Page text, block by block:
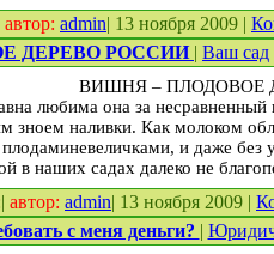
автор: admin| 13 ноября 2009 |
ДЕРЕВО РОССИИ | Ваш сад
ВИШНЯ – ПЛОДОВОЕ
любима она за несравненный
зноем наливки. Как молоком
и даже без
в наших садах далеко не
автор: admin| 13 ноября 2009 |
с меня деньги? |